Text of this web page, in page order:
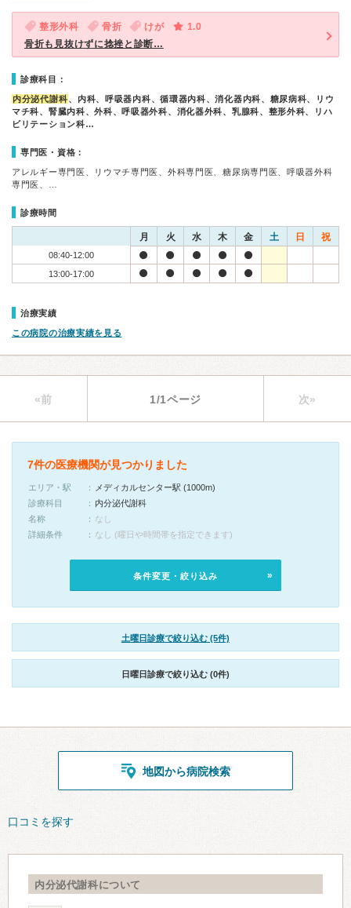
整形外科 骨折 けが
1.0
骨折も見抜けずに捻挫と診断…
診療科目：
内分泌代謝科、内科、呼吸器内科、循環器内科、消化器内科、糖尿病科、リウ
マチ科、腎臓内科、外科、呼吸器外科、消化器外科、乳腺科、整形外科、リハ
ビリテーション科…
専門医・資格：
アレルギー専門医、リウマチ専門医、外科専門医、糖尿病専門医、呼吸器外科
専門医、…
診療時間
月 火 水 木 金 土 日 祝
08:40-12:00
13:00-17:00
治療実績
この病院の治療実績を見る
«前 1/1ページ 次»
7件の医療機関が見つかりました
エリア・駅
メディカルセンター駅 (1000m)
診療科目
内分泌代謝科
名称
なし
詳細条件
なし (曜日や時間帯を指定できます)
条件変更・絞り込み
土曜日診療で絞り込む (5件)
日曜日診療で絞り込む (0件)
地図から病院検索
口コミを探す
内分泌代謝科について